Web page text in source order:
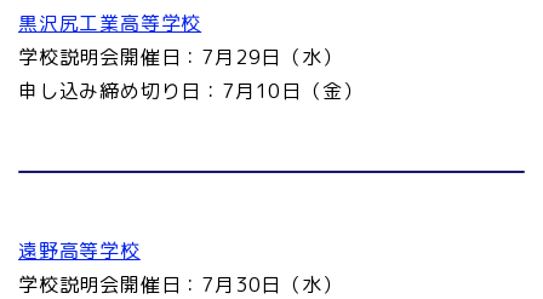
黒沢尻工業高等学校
学校説明会開催日：7月29日（水）
申し込み締め切り日：7月10日（金）
遠野高等学校
学校説明会開催日：7月30日（水）